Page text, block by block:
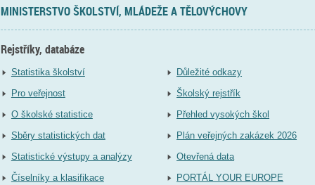
MINISTERSTVO ŠKOLSTVÍ, MLÁDEŽE A TĚLOVÝCHOVY
Rejstříky, databáze
Statistika školství
Pro veřejnost
O školské statistice
Sběry statistických dat
Statistické výstupy a analýzy
Číselníky a klasifikace
Důležité odkazy
Školský rejstřík
Přehled vysokých škol
Plán veřejných zakázek 2026
Otevřená data
PORTÁL YOUR EUROPE